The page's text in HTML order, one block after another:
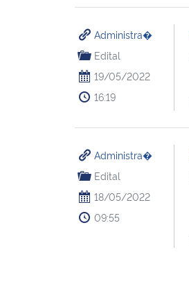
Administra�
Edital
19/05/2022
16:19
Administra�
Edital
18/05/2022
09:55